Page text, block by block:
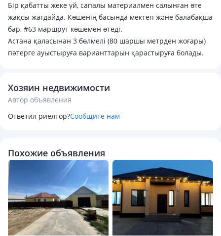
Бір қабатты жеке үй, сапалы материалмен салынған өте
жақсы жағдайда. Көшенің басында мектеп және балабақша
бар, #63 маршрут көшемен өтеді.
Астана қаласынан 3 бөлмелі (80 шаршы метрден жоғары)
пәтерге ауыстыруға варианттарын қарастыруға болады.
Хозяин недвижимости
Автор объявления
Ответил риелтор?Сообщите нам
Похожие объявления